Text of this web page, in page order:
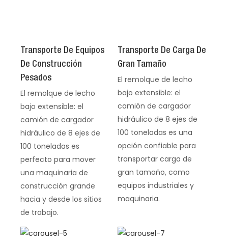
Transporte De Equipos
De Construcción
Pesados
El remolque de lecho
bajo extensible: el
camión de cargador
hidráulico de 8 ejes de
100 toneladas es
perfecto para mover
una maquinaria de
construcción grande
hacia y desde los sitios
de trabajo.
Transporte De Carga De
Gran Tamaño
El remolque de lecho
bajo extensible: el
camión de cargador
hidráulico de 8 ejes de
100 toneladas es una
opción confiable para
transportar carga de
gran tamaño, como
equipos industriales y
maquinaria.